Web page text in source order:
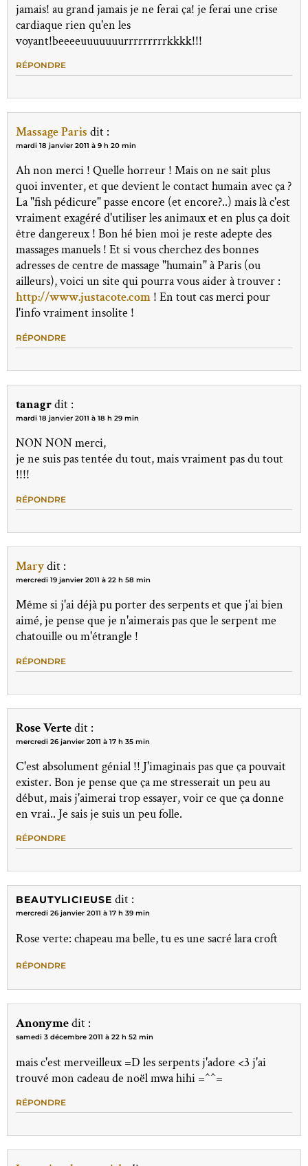
jamais! au grand jamais je ne ferai ça! je ferai une crise
cardiaque rien qu'en les
voyant!beeeeuuuuuuurrrrrrrrrkkkk!!!
RÉPONDRE
Massage Paris dit :
mardi 18 janvier 2011 à 9 h 20 min
Ah non merci ! Quelle horreur ! Mais on ne sait plus
quoi inventer, et que devient le contact humain avec ça ?
La "fish pédicure" passe encore (et encore?..) mais là c'est
vraiment exagéré d'utiliser les animaux et en plus ça doit
être dangereux ! Bon hé bien moi je reste adepte des
massages manuels ! Et si vous cherchez des bonnes
adresses de centre de massage "humain" à Paris (ou
ailleurs), voici un site qui pourra vous aider à trouver :
http://www.justacote.com ! En tout cas merci pour
l'info vraiment insolite !
RÉPONDRE
tanagrdit :
mardi 18 janvier 2011 à 18 h 29 min
NON NON merci,
je ne suis pas tentée du tout, mais vraiment pas du tout
!!!!
RÉPONDRE
Marydit :
mercredi 19 janvier 2011 à 22 h 58 min
Même si j'ai déjà pu porter des serpents et que j'ai bien
aimé, je pense que je n'aimerais pas que le serpent me
chatouille ou m'étrangle !
RÉPONDRE
Rose Vertedit :
mercredi 26 janvier 2011 à 17 h 35 min
C'est absolument génial !! J'imaginais pas que ça pouvait
exister. Bon je pense que ça me stresserait un peu au
début, mais j'aimerai trop essayer, voir ce que ça donne
en vrai.. Je sais je suis un peu folle.
RÉPONDRE
BEAUTYLICIEUSE dit :
mercredi 26 janvier 2011 à 17 h 39 min
Rose verte: chapeau ma belle, tu es une sacré lara croft
RÉPONDRE
Anonymedit :
samedi 3 décembre 2011 à 22 h 52 min
mais c'est merveilleux =D les serpents j'adore <3 j'ai
trouvé mon cadeau de noël mwa hihi =^^=
RÉPONDRE